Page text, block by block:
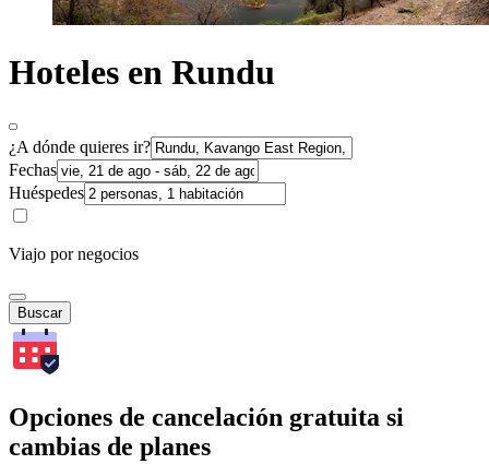
Hoteles en Rundu
¿A dónde quieres ir?
Fechas
Huéspedes
Viajo por negocios
Buscar
Opciones de cancelación gratuita si
cambias de planes